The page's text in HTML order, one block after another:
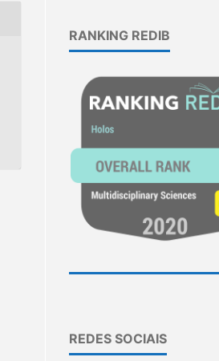
RANKING REDIB
REDES SOCIAIS